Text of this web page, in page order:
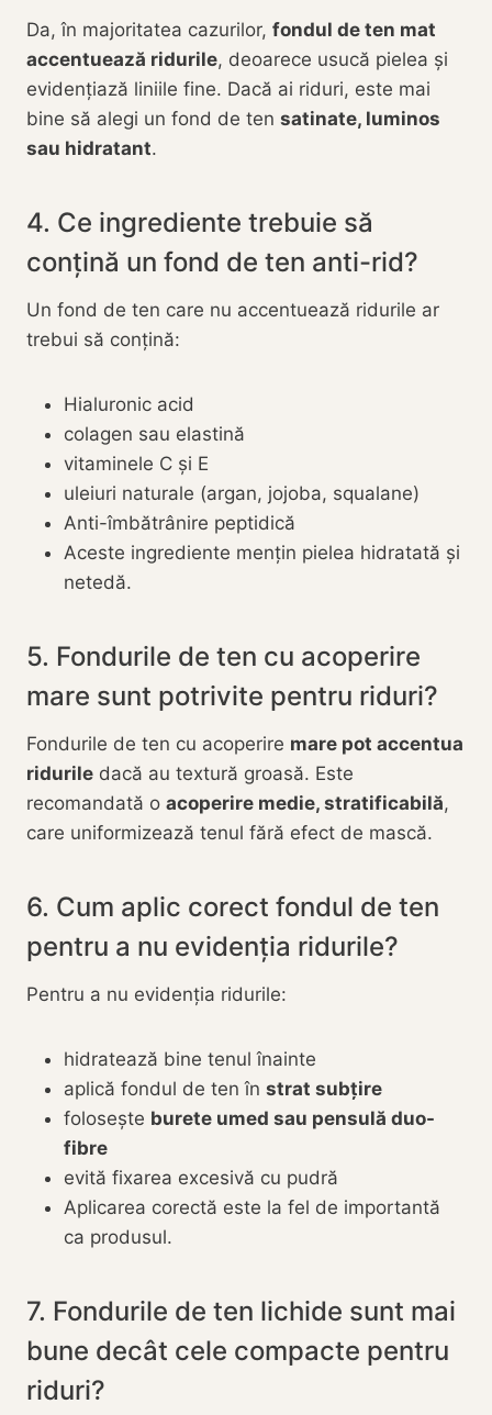
Da, în majoritatea cazurilor, fondul de ten mat
accentuează ridurile, deoarece usucă pielea și
evidențiază liniile fine. Dacă ai riduri, este mai
bine să alegi un fond de ten satinate, luminos
sau hidratant.
4. Ce ingrediente trebuie să
conțină un fond de ten anti-rid?
Un fond de ten care nu accentuează ridurile ar
trebui să conțină:
Hialuronic acid
colagen sau elastină
vitaminele C și E
uleiuri naturale (argan, jojoba, squalane)
Anti-îmbătrânire peptidică
Aceste ingrediente mențin pielea hidratată și
netedă.
5. Fondurile de ten cu acoperire
mare sunt potrivite pentru riduri?
Fondurile de ten cu acoperire mare pot accentua
ridurile dacă au textură groasă. Este
recomandată o acoperire medie, stratificabilă,
care uniformizează tenul fără efect de mască.
6. Cum aplic corect fondul de ten
pentru a nu evidenția ridurile?
Pentru a nu evidenția ridurile:
hidratează bine tenul înainte
aplică fondul de ten în strat subțire
folosește burete umed sau pensulă duo-
fibre
evită fixarea excesivă cu pudră
Aplicarea corectă este la fel de importantă
ca produsul.
7. Fondurile de ten lichide sunt mai
bune decât cele compacte pentru
riduri?